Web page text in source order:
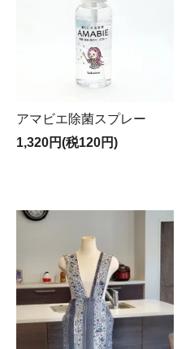
アマビエ除菌スプレー
1,320円(税120円)